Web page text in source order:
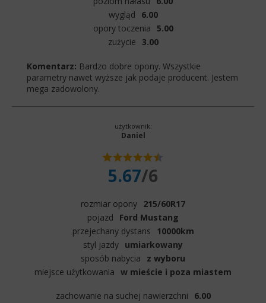
wygląd
6.00
opory toczenia 5.00
zużycie 3.00
Komentarz: Bardzo dobre opony. Wszystkie
parametry nawet wyższe jak podaje producent. Jestem
mega zadowolony.
użytkownik:
Daniel
5.67/6
rozmiar opony 215/60R17
pojazd
Ford Mustang
przejechany dystans
10000km
styl jazdy umiarkowany
sposób nabycia
z wyboru
miejsce użytkowania w mieście i poza miastem
zachowanie na suchej nawierzchni
6.00